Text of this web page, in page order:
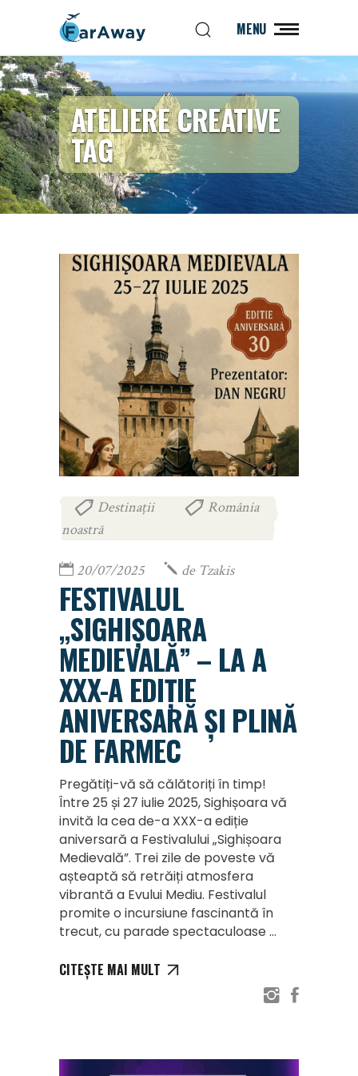
MENU
ATELIERE CREATIVE
TAG
Destinații
România
noastră
20/07/2025 de Tzakis
FESTIVALUL
„SIGHIȘOARA
MEDIEVALĂ” – LA A
XXX-A EDIȚIE
ANIVERSARĂ ȘI PLINĂ
DE FARMEC
Pregătiți-vă să călătoriți în timp!
Între 25 și 27 iulie 2025, Sighișoara vă
invită la cea de-a XXX-a ediție
aniversară a Festivalului „Sighișoara
Medievală”. Trei zile de poveste vă
așteaptă să retrăiți atmosfera
vibrantă a Evului Mediu. Festivalul
promite o incursiune fascinantă în
trecut, cu parade spectaculoase
CITEȘTE MAI MULT